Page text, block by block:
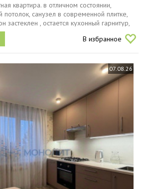
квартира. в отличном состоянии,
потолок, санузел в современной плитке,
застеклен , остается кухонный гарнитур,
, парк отдыха, метро, школы ,
В избранное
07.08.26